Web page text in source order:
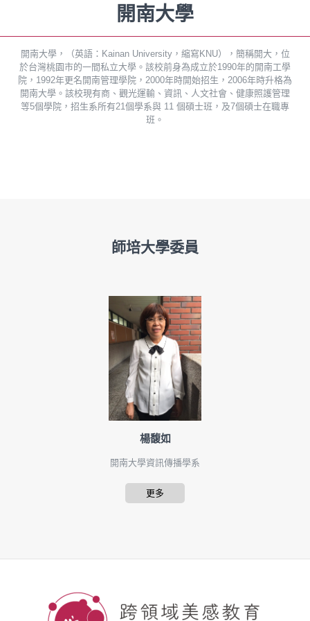
開南大學
開南大學，（英語：Kainan University，縮寫KNU），簡稱開大，位
於台灣桃園市的一間私立大學。該校前身為成立於1990年的開南工學
院，1992年更名開南管理學院，2000年時開始招生，2006年時升格為
開南大學。該校現有商、觀光運輸、資訊、人文社會、健康照護管理
等5個學院，招生系所有21個學系與 11 個碩士班，及7個碩士在職專
班。
師培大學委員
楊馥如
開南大學資訊傳播學系
更多